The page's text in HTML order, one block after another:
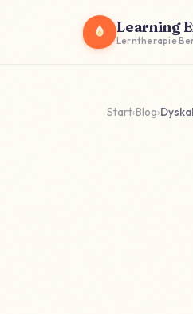
Learning
Lerntherapie
Start›Blog›